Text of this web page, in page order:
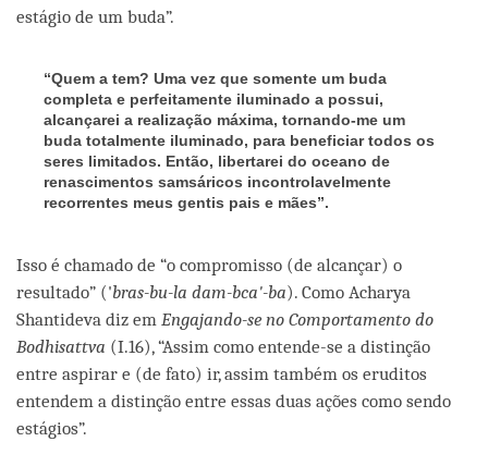
estágio de um buda”.
“Quem a tem? Uma vez que somente um buda
completa e perfeitamente iluminado a possui,
alcançarei a realização máxima, tornando-me um
buda totalmente iluminado, para beneficiar todos os
seres limitados. Então, libertarei do oceano de
renascimentos samsáricos incontrolavelmente
recorrentes meus gentis pais e mães”.
Isso é chamado de “o compromisso (de alcançar) o
resultado” ('bras-bu-la dam-bca'-ba). Como Acharya
Shantideva diz em Engajando-se no Comportamento do
Bodhisattva (I.16), “Assim como entende-se a distinção
entre aspirar e (de fato) ir, assim também os eruditos
entendem a distinção entre essas duas ações como sendo
estágios”.